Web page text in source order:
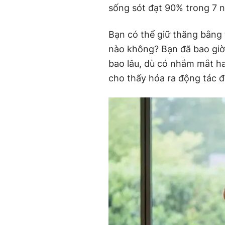
sống sót đạt 90% trong 7
Bạn có thể giữ thăng
nào không? Bạn đã bao
bao lâu, dù có nhắm mắt
cho thấy hóa ra động tác